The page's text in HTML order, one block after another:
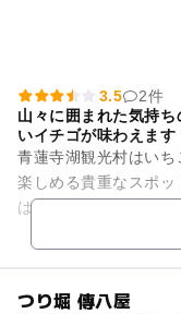
3.5
2件
山々に囲まれた気持
いイチゴが味わえます
青蓮寺湖観光村はい
楽しめる貴重なスポット。 それぞれ栽培品種が豊富で
は「あきひめ」、「よ
野」、ぶどうは「デ
つり堀 傳八屋